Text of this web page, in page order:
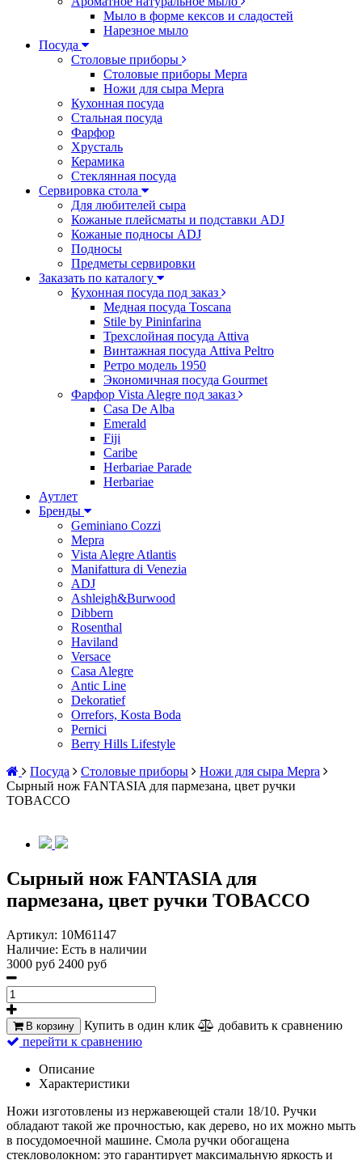
Мыло в форме кексов и сладостей
Нарезное мыло
Посуда
Столовые приборы
Столовые приборы Mepra
Ножи для сыра Mepra
Кухонная посуда
Стальная посуда
Фарфор
Хрусталь
Керамика
Стеклянная посуда
Сервировка стола
Для любителей сыра
Кожаные плейсматы и подставки ADJ
Кожаные подносы ADJ
Подносы
Предметы сервировки
Заказать по каталогу
Кухонная посуда под заказ
Медная посуда Toscana
Stile by Pininfarina
Трехслойная посуда Attiva
Винтажная посуда Attiva Peltro
Ретро модель 1950
Экономичная посуда Gourmet
Фарфор Vista Alegre под заказ
Casa De Alba
Emerald
Fiji
Caribe
Herbariae Parade
Herbariae
Аутлет
Бренды
Geminiano Cozzi
Mepra
Vista Alegre Atlantis
Manifattura di Venezia
ADJ
Ashleigh&Burwood
Dibbern
Rosenthal
Haviland
Versace
Casa Alegre
Antic Line
Dekoratief
Orrefors, Kosta Boda
Pernici
Berry Hills Lifestyle
Посуда
Столовые приборы
Ножи для сыра Mepra
Cырный нож FANTASIA для пармезана, цвет ручки
TOBACCO
Cырный нож FANTASIA для
пармезана, цвет ручки TOBACCO
Артикул: 10M61147
Наличие: Есть в наличии
3000 руб 2400 руб
В корзину Купить в один клик
добавить к сравнению
перейти к сравнению
Описание
Характеристики
Ножи изготовлены из нержавеющей стали 18/10. Ручки
обладают такой же прочностью, как дерево, но их можно мыть
в посудомоечной машине. Смола ручки обогащена
стекловолокном: это гарантирует максимальную яркость и